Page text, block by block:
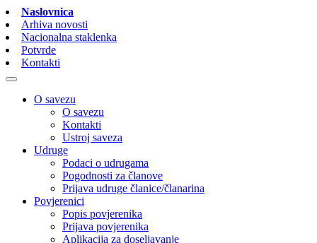
Naslovnica
Arhiva novosti
Nacionalna staklenka
Potvrde
Kontakti
O savezu
O savezu
Kontakti
Ustroj saveza
Udruge
Podaci o udrugama
Pogodnosti za članove
Prijava udruge članice/članarina
Povjerenici
Popis povjerenika
Prijava povjerenika
Aplikacija za doseljavanje